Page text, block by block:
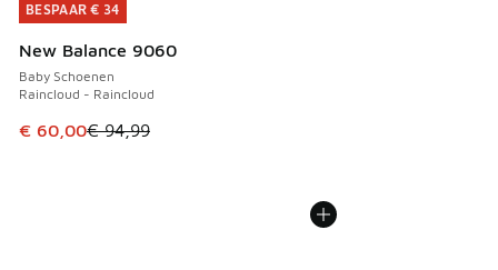
BESPAAR € 34
New Balance 9060
Baby Schoenen
Raincloud - Raincloud
Dit artikel is in de uitverkoop. Dit artikel is in de
€ 60,00€ 94,99
BESPAAR € 34